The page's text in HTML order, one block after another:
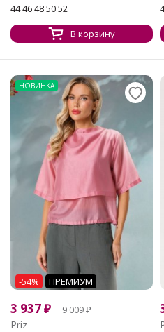
44 46 48 50 52
В корзину
НОВИНКА
-54% ПРЕМИУМ
3 937₽ 9 009₽
Priz